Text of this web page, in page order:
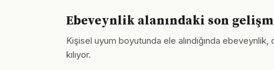
Ebeveynlik alanındaki son
Kişisel uyum boyutunda ele alındığında
kılıyor.